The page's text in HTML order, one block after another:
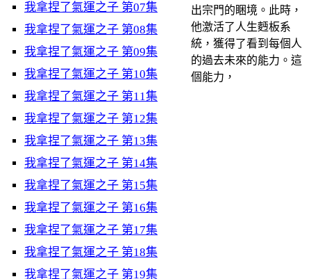
我拿捏了氣運之子 第07集
我拿捏了氣運之子 第08集
我拿捏了氣運之子 第09集
我拿捏了氣運之子 第10集
我拿捏了氣運之子 第11集
我拿捏了氣運之子 第12集
我拿捏了氣運之子 第13集
我拿捏了氣運之子 第14集
我拿捏了氣運之子 第15集
我拿捏了氣運之子 第16集
我拿捏了氣運之子 第17集
我拿捏了氣運之子 第18集
我拿捏了氣運之子 第19集
出宗門的睏境。此時，
他激活了人生麪板系
統，獲得了看到每個人
的過去未來的能力。這
個能力，